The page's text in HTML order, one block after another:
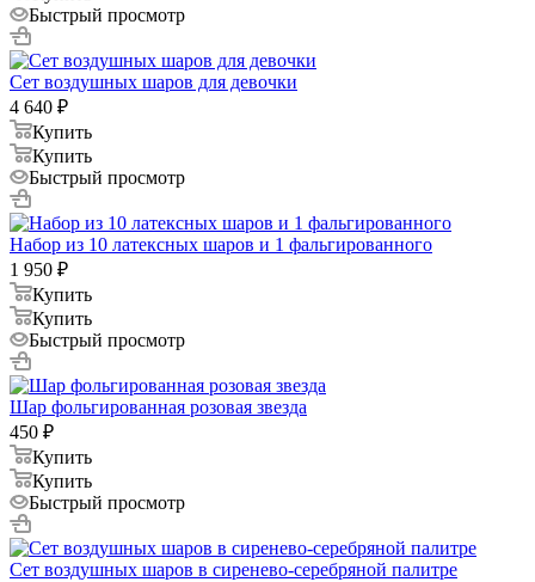
Быстрый просмотр
Сет воздушных шаров для девочки
4 640 ₽
Купить
Купить
Быстрый просмотр
Набор из 10 латексных шаров и 1 фальгированного
1 950 ₽
Купить
Купить
Быстрый просмотр
Шар фольгированная розовая звезда
450 ₽
Купить
Купить
Быстрый просмотр
Сет воздушных шаров в сиренево-серебряной палитре